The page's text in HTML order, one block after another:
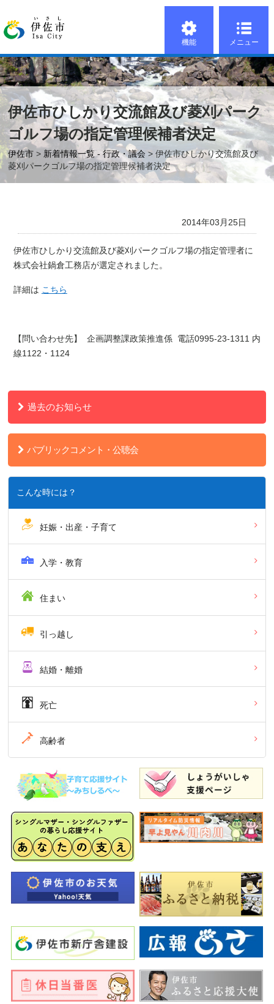
機能 メニュー
伊佐市ひしかり交流館及び菱刈パーク
ゴルフ場の指定管理候補者決定
伊佐市 > 新着情報一覧 - 行政・議会 > 伊佐市ひしかり交流館及び
菱刈パークゴルフ場の指定管理候補者決定
2014年03月25日
伊佐市ひしかり交流館及び菱刈パークゴルフ場の指定管理者に
株式会社鍋倉工務店が選定されました。
詳細は こちら
【問い合わせ先】 企画調整課政策推進係 電話0995-23-1311 内
線1122・1124
過去のお知らせ
パブリックコメント・公聴会
こんな時には？
妊娠・出産・子育て
入学・教育
住まい
引っ越し
結婚・離婚
死亡
高齢者